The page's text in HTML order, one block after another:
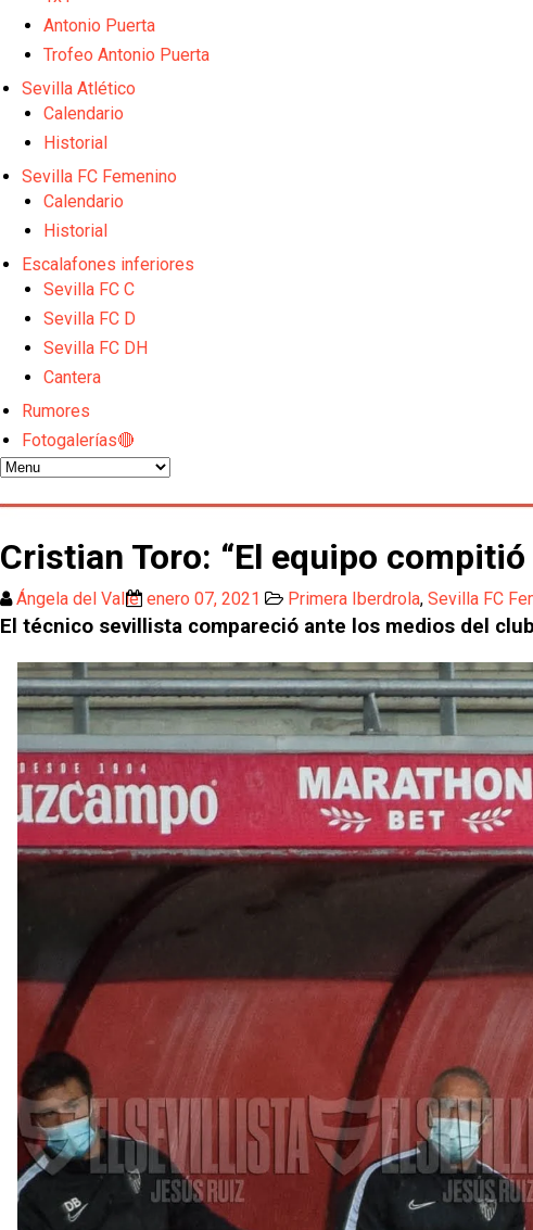
El Sevilla continúa con despidos y rechaza una oferta
El Sevilla FC cierra el fichaje de Robbie Ure
La revolución de José Ignacio Navarro en el Sevilla FC
Antonio Puerta
Trofeo Antonio Puerta
Sevilla Atlético
Calendario
Historial
Sevilla FC Femenino
Calendario
Historial
Escalafones inferiores
Sevilla FC C
Sevilla FC D
Sevilla FC DH
Cantera
Rumores
Fotogalerías🔴
Cristian Toro: “El equipo
Ángela del Valle enero 07, 2021 Primera Iberdrola, Sevilla FC
El técnico sevillista compareció ante los medios del